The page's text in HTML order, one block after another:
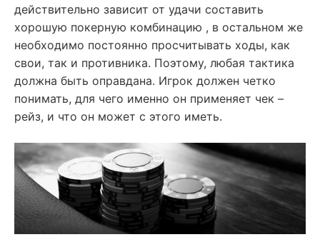
действительно зависит от удачи составить
хорошую покерную комбинацию , в остальном же
необходимо постоянно просчитывать ходы, как
свои, так и противника. Поэтому, любая тактика
должна быть оправдана. Игрок должен четко
понимать, для чего именно он применяет чек –
рейз, и что он может с этого иметь.